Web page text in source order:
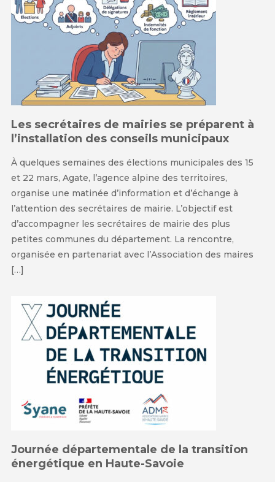
Les secrétaires de mairies se préparent à
l’installation des conseils municipaux
À quelques semaines des élections municipales des 15
et 22 mars, Agate, l’agence alpine des territoires,
organise une matinée d’information et d’échange à
l’attention des secrétaires de mairie. L’objectif est
d’accompagner les secrétaires de mairie des plus
petites communes du département. La rencontre,
organisée en partenariat avec l’Association des maires
[…]
Journée départementale de la transition
énergétique en Haute-Savoie